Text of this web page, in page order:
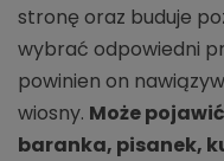
stronę oraz buduje
wybrać odpowiedni
powinien on
wiosny. Może
baranka, pisanek,